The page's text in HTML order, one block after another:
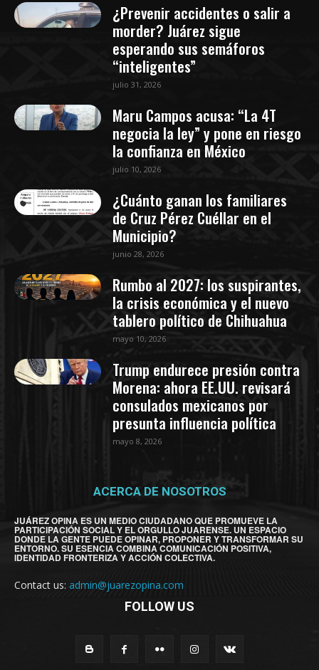
¿Prevenir accidentes o salir a
morder? Juárez sigue
esperando sus semáforos
“inteligentes”
julio 31, 2026
Maru Campos acusa: “La 4T
negocia la ley” y pone en riesgo
la confianza en México
julio 10, 2026
¿Cuánto ganan los familiares
de Cruz Pérez Cuéllar en el
Municipio?
junio 28, 2026
Rumbo al 2027: los suspirantes,
la crisis económica y el nuevo
tablero político de Chihuahua
mayo 10, 2026
Trump endurece presión contra
Morena: ahora EE.UU. revisará
consulados mexicanos por
presunta influencia política
mayo 8, 2026
ACERCA DE NOSOTROS
JUÁREZ OPINA ES UN MEDIO CIUDADANO QUE PROMUEVE LA
PARTICIPACIÓN SOCIAL Y EL ORGULLO JUARENSE. UN ESPACIO
DONDE LA GENTE PUEDE OPINAR, PROPONER Y TRANSFORMAR SU
ENTORNO. SU ESENCIA COMBINA COMUNICACIÓN POSITIVA,
IDENTIDAD FRONTERIZA Y ACCIÓN COLECTIVA.
Contact us: admin@juarezopina.com
FOLLOW US